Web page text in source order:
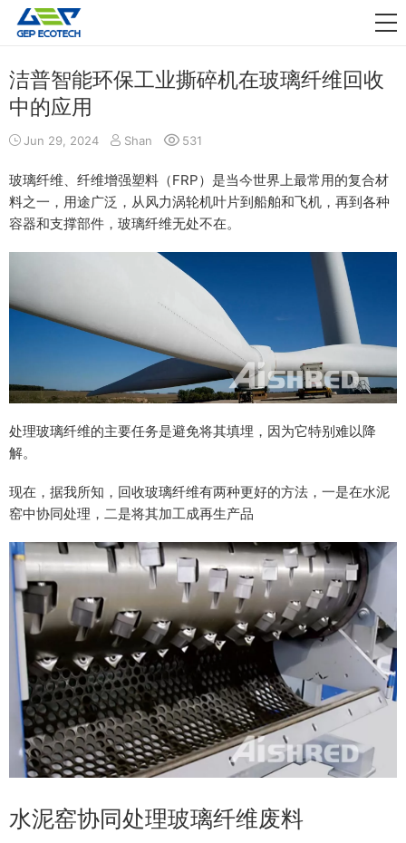
应用领域
资讯动态
关于我们
联系我们
洁普智能环保工业撕碎机在玻璃纤维回收
中的应用
Jun 29, 2024 Shan 531
玻璃纤维、纤维增强塑料（FRP）是当今世界上最常用的复合材
料之一，用途广泛，从风力涡轮机叶片到船舶和飞机，再到各种
容器和支撑部件，玻璃纤维无处不在。
处理玻璃纤维的主要任务是避免将其填埋，因为它特别难以降
解。
现在，据我所知，回收玻璃纤维有两种更好的方法，一是在水泥
窑中协同处理，二是将其加工成再生产品
水泥窑协同处理玻璃纤维废料